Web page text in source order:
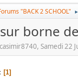
"BACK 2 SCHOOL" ►
borne
Samedi 22
1